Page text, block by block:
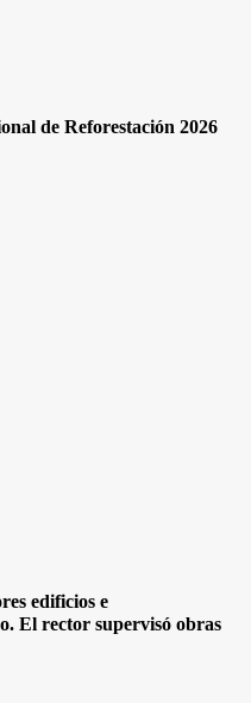
de Reforestación 2026
edificios e
El rector supervisó obras